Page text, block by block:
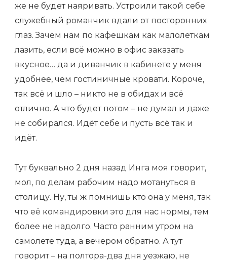
же не будет наяривать. Устроили такой себе
служебный романчик вдали от посторонних
глаз. Зачем нам по кафешкам как малолеткам
лазить, если всё можно в офис заказать
вкусное… да и диванчик в кабинете у меня
удобнее, чем гостиничные кровати. Короче,
так всё и шло – никто не в обидах и всё
отлично. А что будет потом – не думал и даже
не собирался. Идёт себе и пусть всё так и
идёт.
Тут буквально 2 дня назад Инга моя говорит,
мол, по делам рабочим надо мотануться в
столицу. Ну, ты ж помнишь кто она у меня, так
что её командировки это для нас нормы, тем
более не надолго. Часто ранним утром на
самолете туда, а вечером обратно. А тут
говорит – на полтора-два дня уезжаю, не